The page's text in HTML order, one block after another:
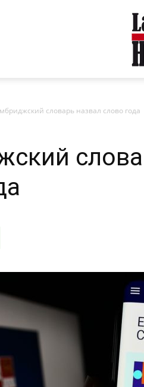
словарь назвал слово года